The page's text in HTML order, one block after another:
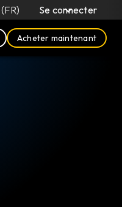
Se connecter
Acheter maintenant